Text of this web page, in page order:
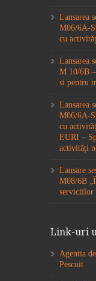
Lansarea
M06/6A-
cu
Lansarea
M 10/6B
si pentru
Lansarea
M06/6A-
cu
EURI –
activități
Lansare
M08/6B
serviciilor
Link-uri
Agentia
Pescuit